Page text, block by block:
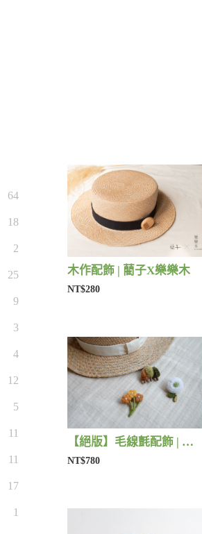
64
18
2
25
9
3
4
12
5
11
11
17
1
木作配飾 | 藺子X樂樂木
NT$280
【絕版】毛線氈配飾 | 藺子X小森物
NT$780